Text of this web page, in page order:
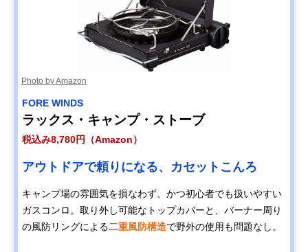
Photo by Amazon
FORE WINDS
ラックス・キャンプ・ストーブ
税込み8,780円（Amazon）
アウトドアで頼りになる、カセットこんろ
キャンプ場の雰囲気を損なわず、かつ初心者でも扱いやすい
ガスコンロ。取り外し可能なトップカバーと、バーナー周り
の風防リングによる二重風防構造で野外の使用も問題なし。